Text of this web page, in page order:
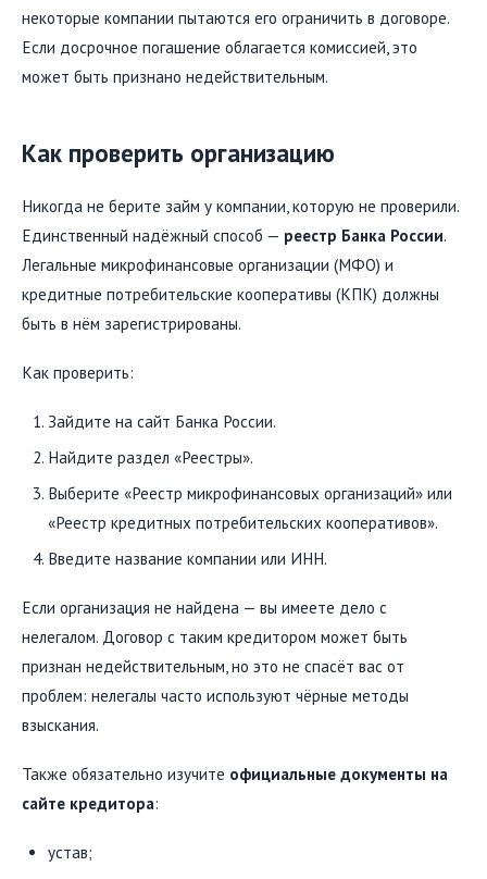
некоторые компании пытаются его ограничить в договоре.
Если досрочное погашение облагается комиссией, это
может быть признано недействительным.
Как проверить организацию
Никогда не берите займ у компании, которую не проверили.
Единственный надёжный способ — реестр Банка России.
Легальные микрофинансовые организации (МФО) и
кредитные потребительские кооперативы (КПК) должны
быть в нём зарегистрированы.
Как проверить:
Зайдите на сайт Банка России.
Найдите раздел «Реестры».
Выберите «Реестр микрофинансовых организаций» или
«Реестр кредитных потребительских кооперативов».
Введите название компании или ИНН.
Если организация не найдена — вы имеете дело с
нелегалом. Договор с таким кредитором может быть
признан недействительным, но это не спасёт вас от
проблем: нелегалы часто используют чёрные методы
взыскания.
Также обязательно изучите официальные документы на
сайте кредитора:
устав;